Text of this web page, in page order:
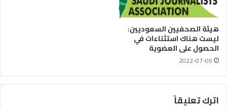
هيئة الصحفيين السعوديين:
ليست هناك استثناءات في
الحصول على العضوية
2022-07-05
اترك تعليقاً